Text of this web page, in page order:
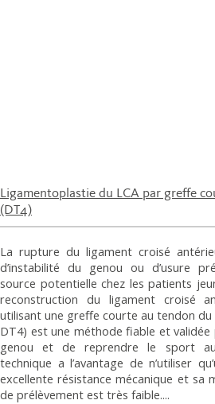
Ligamentoplastie du LCA par greffe
(DT4)
La rupture du ligament croisé
d’instabilité du genou ou d’usure
source potentielle chez les patients
reconstruction du ligament croisé
utilisant une greffe courte au tendon
DT4) est une méthode fiable et
genou et de reprendre le sport
technique a l’avantage de n’utiliser
excellente résistance mécanique et sa
de prélèvement est très faible.